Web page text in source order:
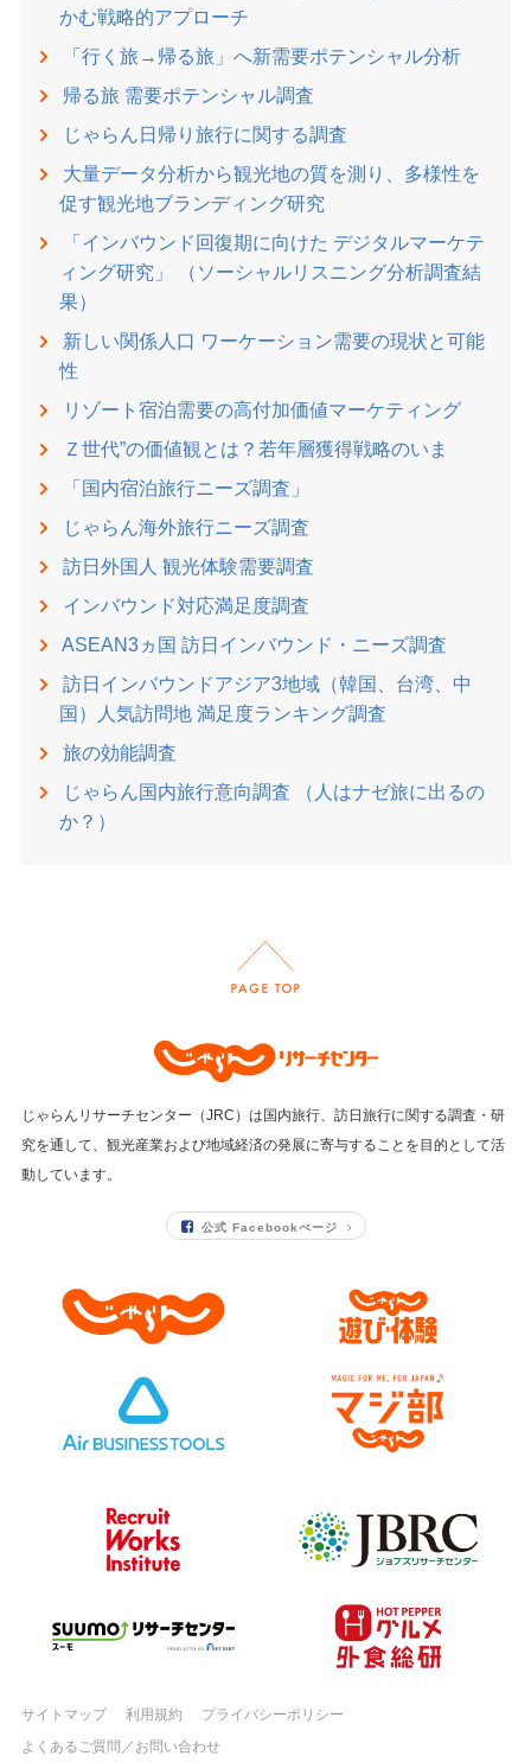
かむ戦略的アプローチ
「行く旅→帰る旅」へ新需要ポテンシャル分析
帰る旅 需要ポテンシャル調査
じゃらん日帰り旅行に関する調査
大量データ分析から観光地の質を測り、多様性を
促す観光地ブランディング研究
「インバウンド回復期に向けた デジタルマーケテ
ィング研究」 （ソーシャルリスニング分析調査結
果）
新しい関係人口 ワーケーション需要の現状と可能
性
リゾート宿泊需要の高付加価値マーケティング
Ｚ世代”の価値観とは？若年層獲得戦略のいま
「国内宿泊旅行ニーズ調査」
じゃらん海外旅行ニーズ調査
訪日外国人 観光体験需要調査
インバウンド対応満足度調査
ASEAN3ヵ国 訪日インバウンド・ニーズ調査
訪日インバウンドアジア3地域（韓国、台湾、中
国）人気訪問地 満足度ランキング調査
旅の効能調査
じゃらん国内旅行意向調査 （人はナゼ旅に出るの
か？）
じゃらんリサーチセンター（JRC）は国内旅行、訪日旅行に関する調査・研
究を通して、 観光産業および地域経済の発展に寄与することを目的として活
動しています。
公式 Facebookぺージ
サイトマップ 利用規約
プライバシーポリシー
よくあるご質問／お問い合わせ